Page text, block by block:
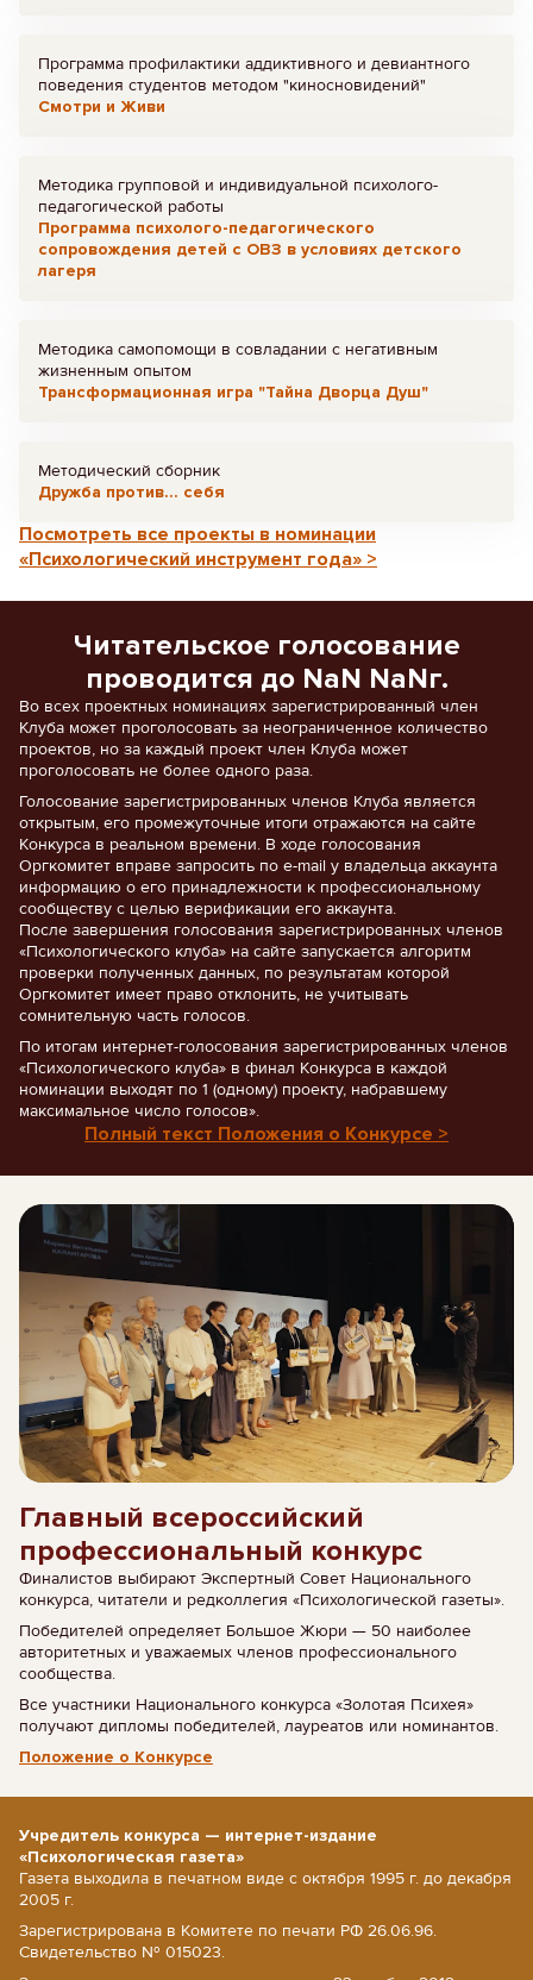
Программа профилактики аддиктивного и девиантного
поведения студентов методом "киносновидений"
Смотри и Живи
Методика групповой и индивидуальной психолого-
педагогической работы
Программа психолого-педагогического
сопровождения детей с ОВЗ в условиях детского
лагеря
Методика самопомощи в совладании с негативным
жизненным опытом
Трансформационная игра "Тайна Дворца Душ"
Методический сборник
Дружба против... себя
Посмотреть все проекты в номинации
«Психологический инструмент года» >
Читательское голосование
проводится до NaN NaNг.
Во всех проектных номинациях зарегистрированный член
Клуба может проголосовать за неограниченное количество
проектов, но за каждый проект член Клуба может
проголосовать не более одного раза.
Голосование зарегистрированных членов Клуба является
открытым, его промежуточные итоги отражаются на сайте
Конкурса в реальном времени. В ходе голосования
Оргкомитет вправе запросить по e-mail у владельца аккаунта
информацию о его принадлежности к профессиональному
сообществу с целью верификации его аккаунта.
После завершения голосования зарегистрированных членов
«Психологического клуба» на сайте запускается алгоритм
проверки полученных данных, по результатам которой
Оргкомитет имеет право отклонить, не учитывать
сомнительную часть голосов.
По итогам интернет-голосования зарегистрированных членов
«Психологического клуба» в финал Конкурса в каждой
номинации выходят по 1 (одному) проекту, набравшему
максимальное число голосов».
Полный текст Положения о Конкурсе >
Главный всероссийский
профессиональный конкурс
Финалистов выбирают Экспертный Совет Национального
конкурса, читатели и редколлегия «Психологической газеты».
Победителей определяет Большое Жюри — 50 наиболее
авторитетных и уважаемых членов профессионального
сообщества.
Все участники Национального конкурса «Золотая Психея»
получают дипломы победителей, лауреатов или номинантов.
Положение о Конкурсе
Учредитель конкурса — интернет-издание
«Психологическая газета»
Газета выходила в печатном виде с октября 1995 г. до декабря
2005 г.
Зарегистрирована в Комитете по печати РФ 26.06.96.
Свидетельство № 015023.